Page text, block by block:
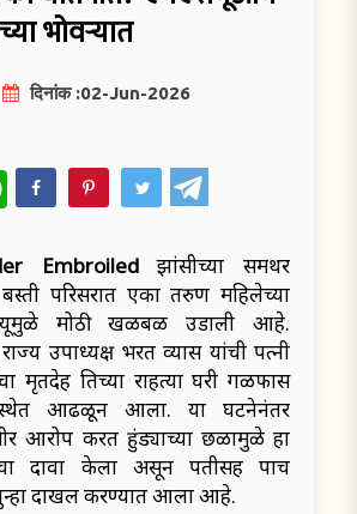
भोवऱ्यात
दिनांक :02-Jun-2026
WhatsApp
Embroiledझांसीच्या समथर
परिसरात एका तरुण महिलेच्या
मोठी खळबळ उडाली आहे.
उपाध्यक्ष भरत व्यास यांची पत्नी
मृतदेह तिच्या राहत्या घरी गळफास
आढळून आला. या घटनेनंतर
आरोप करत हुंड्याच्या छळामुळे हा
दावा केला असून पतीसह पाच
दाखल करण्यात आला आहे.